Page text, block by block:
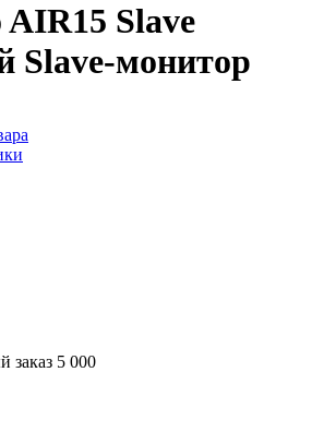
Slave
Slave-монитор
5 000